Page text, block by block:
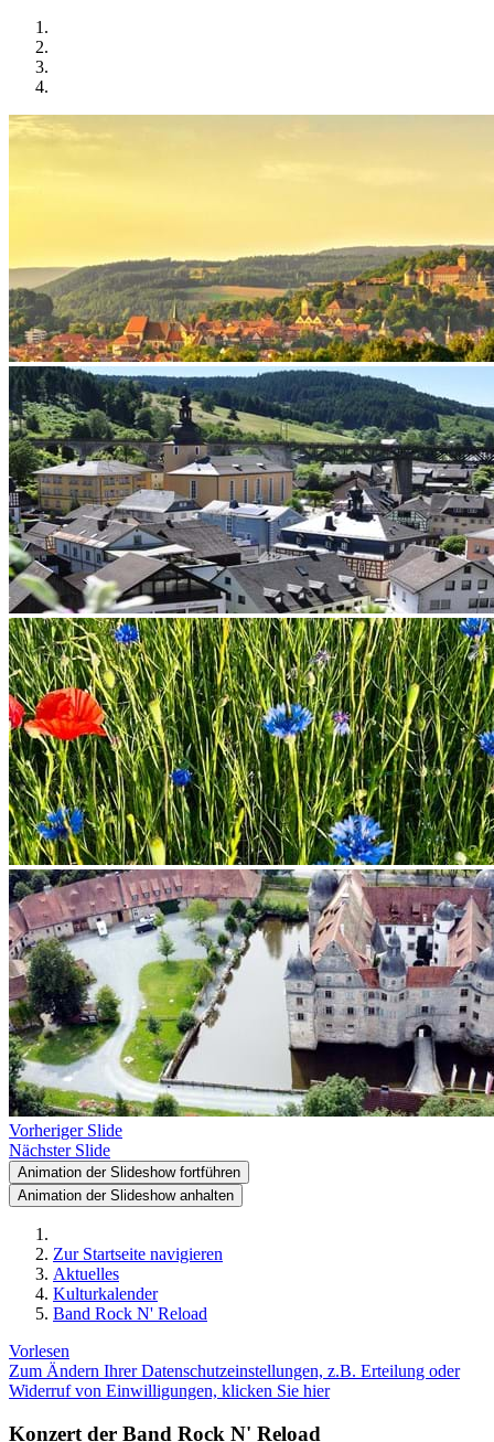
Vorheriger Slide
Nächster Slide
Animation der Slideshow fortführen
Animation der Slideshow anhalten
Zur Startseite navigieren
Aktuelles
Kulturkalender
Band Rock N' Reload
Vorlesen
Zum Ändern Ihrer Datenschutzeinstellungen, z.B. Erteilung oder
Widerruf von Einwilligungen, klicken Sie hier
Konzert der Band Rock N' Reload